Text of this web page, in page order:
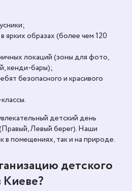
ярких образах (более чем 120
локаций (зоны для фото,
кенди-бары);
безопасного и красивого
детский день
Левый берег). Наши
в помещениях, так и на природе.
детского